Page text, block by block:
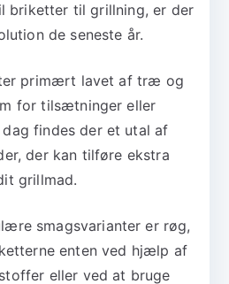
til grillning, er der
de seneste år.
primært lavet af træ og
for tilsætninger eller
findes der et utal af
der kan tilføre ekstra
grillmad.
smagsvarianter er røg,
enten ved hjælp af
eller ved at bruge